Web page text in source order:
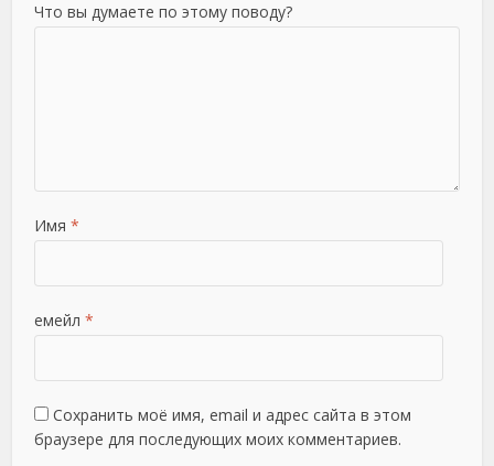
Что вы думаете по этому поводу?
Имя *
емейл *
Сохранить моё имя, email и адрес сайта в этом
браузере для последующих моих комментариев.